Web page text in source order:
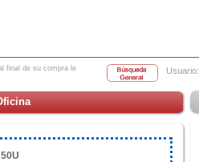
Usuario:
final de su compra le